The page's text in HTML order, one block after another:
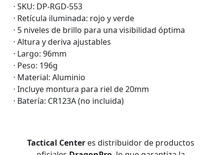
· SKU: DP-RGD-553
· Retícula iluminada: rojo y verde
· 5 niveles de brillo para una visibilidad óptima
· Altura y deriva ajustables
· Largo: 96mm
· Peso: 196g
· Material: Aluminio
· Incluye montura para riel de 20mm
· Batería: CR123A (no incluida)
Tactical Centeres distribuidor de productos